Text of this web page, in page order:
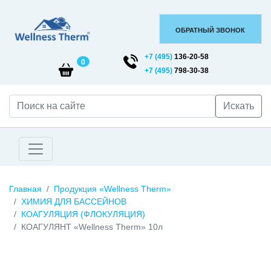
ОБРАТНЫЙ ЗВОНОК
0
+7 (495) 136-20-58
+7 (495) 798-30-38
Искать
Главная
Продукция «Wellness Therm»
ХИМИЯ ДЛЯ БАССЕЙНОВ
КОАГУЛЯЦИЯ (ФЛОКУЛЯЦИЯ)
КОАГУЛЯНТ «Wellness Therm» 10л